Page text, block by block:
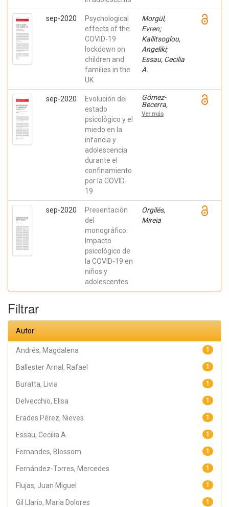
sep-2020
Psychological
effects of the
COVID-19
lockdown on
children and
families in the
UK
Morgül,
Evren;
Kallitsoglou,
Angeliki;
Essau, Cecilia
A.
sep-2020
Evolución del
estado
psicológico y el
miedo en la
infancia y
adolescencia
durante el
confinamiento
por la COVID-
19
Gómez-
Becerra,
Inmaculada;
Flujas, Juan
Ver más
sep-2020
Presentación
del
monográfico:
Impacto
psicológico de
la COVID-19 en
niños y
adolescentes
Orgilés,
Mireia
Filtrar
Autor
1
Andrés, Magdalena
1
Ballester Arnal, Rafael
1
Buratta, Livia
1
Delvecchio, Elisa
1
Erades Pérez, Nieves
1
Essau, Cecilia A.
1
Fernandes, Blossom
1
Fernández-Torres, Mercedes
1
Flujas, Juan Miguel
1
Gil Llario, María Dolores